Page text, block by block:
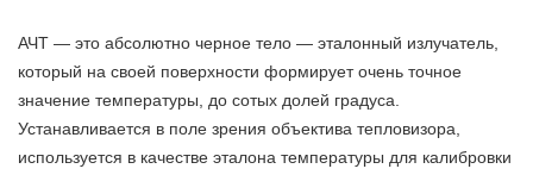
АЧТ — это абсолютно черное тело — эталонный излучатель,
который на своей поверхности формирует очень точное
значение температуры, до сотых долей градуса.
Устанавливается в поле зрения объектива тепловизора,
используется в качестве эталона температуры для калибровки